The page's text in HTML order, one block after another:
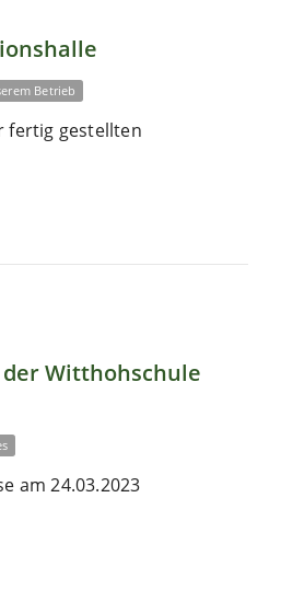
Betrieb
fertig gestellten
Witthohschule
am 24.03.2023